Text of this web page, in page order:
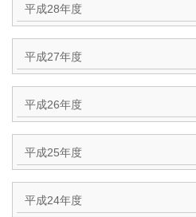
平成28年度
平成27年度
平成26年度
平成25年度
平成24年度